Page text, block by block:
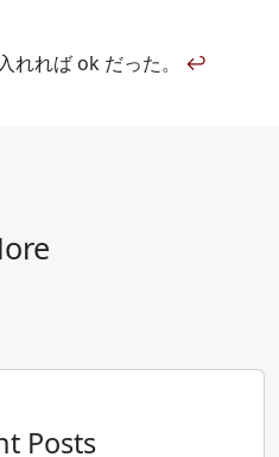
れれば ok だった。 ↩
Posts